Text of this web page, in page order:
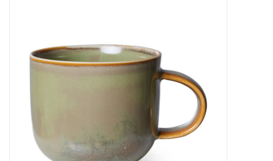
Geschenken
KOOPJES
Cadeaubonnen